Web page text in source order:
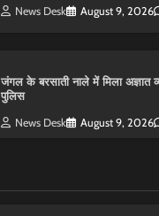
News Desk August 9, 2026
​जंगल के बरसाती नाले में मिला अज्ञात
पुलिस
News Desk August 9, 2026